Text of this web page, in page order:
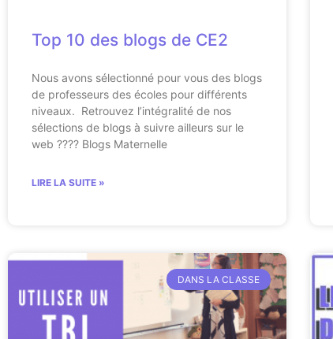
Top 10 des blogs de CE2
Nous avons sélectionné pour vous des blogs
de professeurs des écoles pour différents
niveaux. Retrouvez l’intégralité de nos
sélections de blogs à suivre ailleurs sur le
web ???? Blogs Maternelle
LIRE LA SUITE »
DANS LA CLASSE